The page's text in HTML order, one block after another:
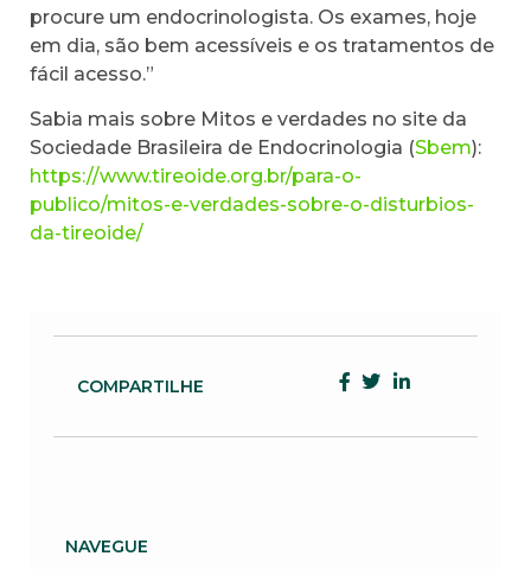
procure um endocrinologista. Os exames, hoje
em dia, são bem acessíveis e os tratamentos de
fácil acesso.”
Sabia mais sobre Mitos e verdades no site da
Sociedade Brasileira de Endocrinologia (Sbem):
https://www.tireoide.org.br/para-o-
publico/mitos-e-verdades-sobre-o-disturbios-
da-tireoide/
COMPARTILHE
NAVEGUE